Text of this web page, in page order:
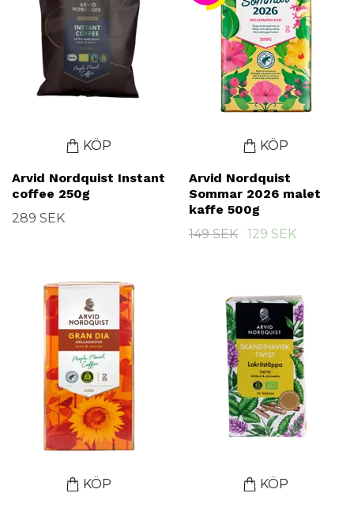
KÖP
Arvid Nordquist Instant
coffee 250g
289 SEK
KÖP
Arvid Nordquist
Sommar 2026 malet
kaffe 500g
149 SEK
129 SEK
KÖP KÖP